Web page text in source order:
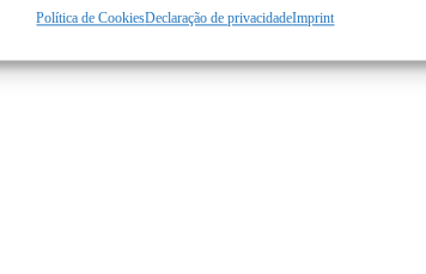
Política de CookiesDeclaração de privacidadeImprint